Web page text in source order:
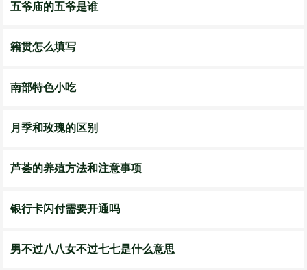
五爷庙的五爷是谁
籍贯怎么填写
南部特色小吃
月季和玫瑰的区别
芦荟的养殖方法和注意事项
银行卡闪付需要开通吗
男不过八八女不过七七是什么意思